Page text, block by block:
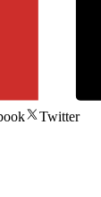
Twitter